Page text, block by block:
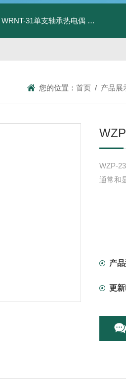
WRNT-31单支轴承热电偶 WZP-731
您的位置：首页 / 产品展
WZP-
通常和
产品
更新